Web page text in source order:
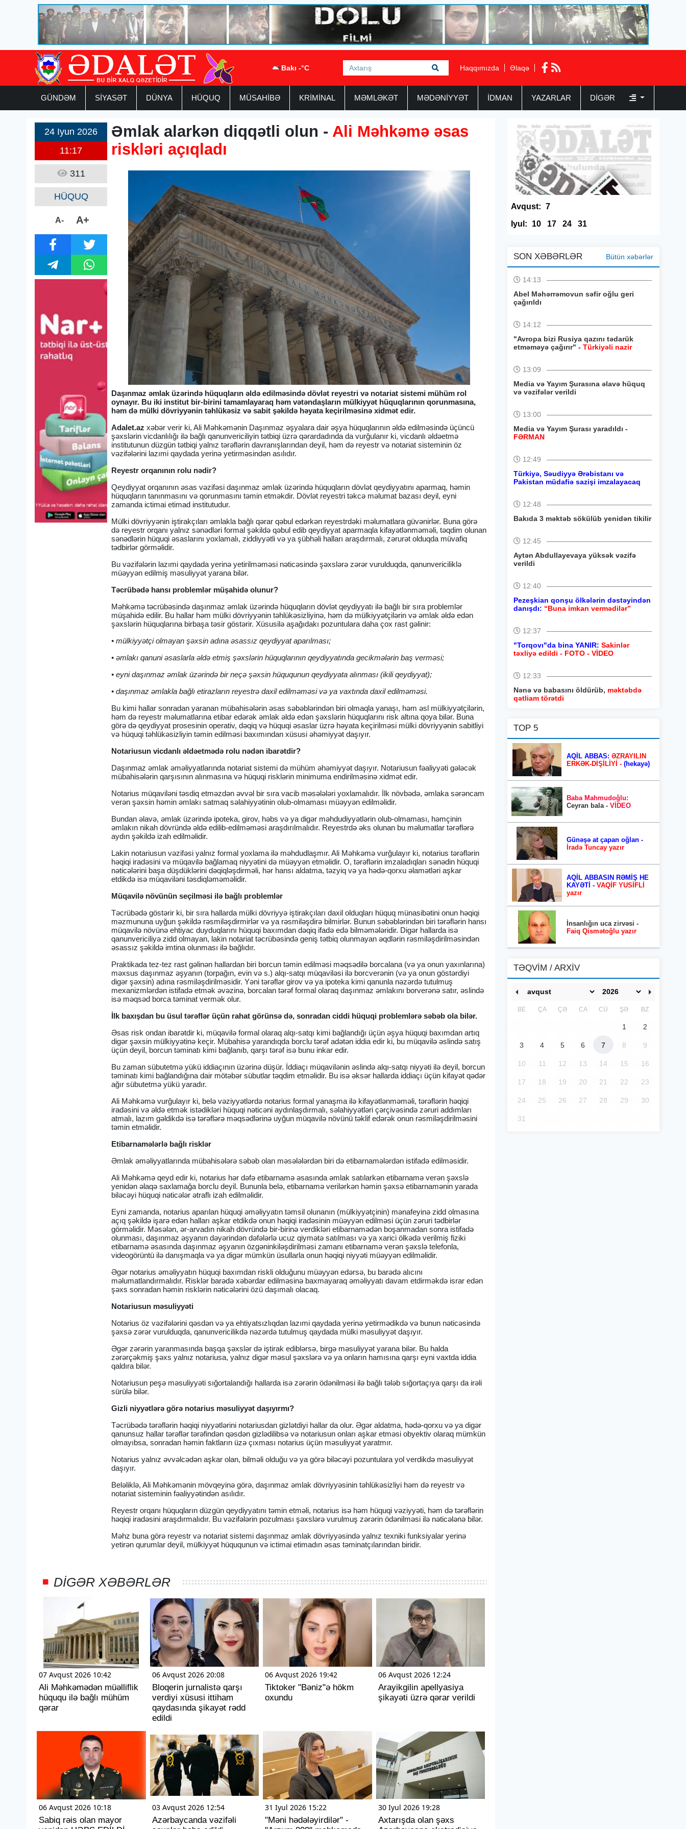
Bakı -°C Haqqımızda Əlaqə
GÜNDƏM SİYASƏT DÜNYA HÜQUQ MÜSAHİBƏ KRİMİNAL MƏMLƏKƏT MƏDƏNİYYƏT İDMAN YAZARLAR DIGƏR
24 Iyun 2026
11:17
311
HÜQUQ
A- A+
Əmlak alarkən diqqətli olun - Ali Məhkəmə əsas
riskləri açıqladı
Daşınmaz əmlak üzərində hüquqların əldə edilməsində dövlət reyestri və notariat sistemi mühüm rol
oynayır. Bu iki institut bir-birini tamamlayaraq həm vətəndaşların mülkiyyət hüquqlarının qorunmasına,
həm də mülki dövriyyənin təhlükəsiz və sabit şəkildə həyata keçirilməsinə xidmət edir.
Adalet.azxəbər verir ki, Ali Məhkəmənin Daşınmaz əşyalara dair əşya hüquqlarının əldə edilməsində üçüncü
şəxslərin vicdanlılığı ilə bağlı qanunvericiliyin tətbiqi üzrə qərardadında da vurğulanır ki, vicdanlı əldəetmə
institutunun düzgün tətbiqi yalnız tərəflərin davranışlarından deyil, həm də reyestr və notariat sisteminin öz
vəzifələrini lazımi qaydada yerinə yetirməsindən asılıdır.
Reyestr orqanının rolu nədir?
Qeydiyyat orqanının əsas vəzifəsi daşınmaz əmlak üzərində hüquqların dövlət qeydiyyatını aparmaq, həmin
hüquqların tanınmasını və qorunmasını təmin etməkdir. Dövlət reyestri təkcə məlumat bazası deyil, eyni
zamanda ictimai etimad institutudur.
Mülki dövriyyənin iştirakçıları əmlakla bağlı qərar qəbul edərkən reyestrdəki məlumatlara güvənirlər. Buna görə
də reyestr orqanı yalnız sənədləri formal şəkildə qəbul edib qeydiyyat aparmaqla kifayətlənməməli, təqdim olunan
sənədlərin hüquqi əsaslarını yoxlamalı, ziddiyyətli və ya şübhəli halları araşdırmalı, zərurət olduqda müvafiq
tədbirlər görməlidir.
Bu vəzifələrin lazımi qaydada yerinə yetirilməməsi nəticəsində şəxslərə zərər vurulduqda, qanunvericiliklə
müəyyən edilmiş məsuliyyət yarana bilər.
Təcrübədə hansı problemlər müşahidə olunur?
Məhkəmə təcrübəsində daşınmaz əmlak üzərində hüquqların dövlət qeydiyyatı ilə bağlı bir sıra problemlər
müşahidə edilir. Bu hallar həm mülki dövriyyənin təhlükəsizliyinə, həm də mülkiyyətçilərin və əmlak əldə edən
şəxslərin hüquqlarına birbaşa təsir göstərir. Xüsusilə aşağıdakı pozuntulara daha çox rast gəlinir:
• mülkiyyətçi olmayan şəxsin adına əsassız qeydiyyat aparılması;
• əmlakı qanuni əsaslarla əldə etmiş şəxslərin hüquqlarının qeydiyyatında gecikmələrin baş verməsi;
• eyni daşınmaz əmlak üzərində bir neçə şəxsin hüququnun qeydiyyata alınması (ikili qeydiyyat);
• daşınmaz əmlakla bağlı etirazların reyestrə daxil edilməməsi və ya vaxtında daxil edilməməsi.
Bu kimi hallar sonradan yaranan mübahisələrin əsas səbəblərindən biri olmaqla yanaşı, həm əsl mülkiyyətçilərin,
həm də reyestr məlumatlarına etibar edərək əmlak əldə edən şəxslərin hüquqlarını risk altına qoya bilər. Buna
görə də qeydiyyat prosesinin operativ, dəqiq və hüquqi əsaslar üzrə həyata keçirilməsi mülki dövriyyənin sabitliyi
və hüquqi təhlükəsizliyin təmin edilməsi baxımından xüsusi əhəmiyyət daşıyır.
Notariusun vicdanlı əldəetmədə rolu nədən ibarətdir?
Daşınmaz əmlak əməliyyatlarında notariat sistemi də mühüm əhəmiyyət daşıyır. Notariusun fəaliyyəti gələcək
mübahisələrin qarşısının alınmasına və hüquqi risklərin minimuma endirilməsinə xidmət edir.
Notarius müqaviləni təsdiq etməzdən əvvəl bir sıra vacib məsələləri yoxlamalıdır. İlk növbədə, əmlaka sərəncam
verən şəxsin həmin əmlakı satmaq səlahiyyətinin olub-olmaması müəyyən edilməlidir.
Bundan əlavə, əmlak üzərində ipoteka, girov, həbs və ya digər məhdudiyyətlərin olub-olmaması, həmçinin
əmlakın nikah dövründə əldə edilib-edilməməsi araşdırılmalıdır. Reyestrdə əks olunan bu məlumatlar tərəflərə
aydın şəkildə izah edilməlidir.
Lakin notariusun vəzifəsi yalnız formal yoxlama ilə məhdudlaşmır. Ali Məhkəmə vurğulayır ki, notarius tərəflərin
həqiqi iradəsini və müqavilə bağlamaq niyyətini də müəyyən etməlidir. O, tərəflərin imzaladıqları sənədin hüquqi
nəticələrini başa düşdüklərini dəqiqləşdirməli, hər hansı aldatma, təzyiq və ya hədə-qorxu əlamətləri aşkar
etdikdə isə müqaviləni təsdiqləməməlidir.
Müqavilə növünün seçilməsi ilə bağlı problemlər
Təcrübədə göstərir ki, bir sıra hallarda mülki dövriyyə iştirakçıları daxil olduqları hüquq münasibətini onun həqiqi
məzmununa uyğun şəkildə rəsmiləşdirmirlər və ya rəsmiləşdirə bilmirlər. Bunun səbəblərindən biri tərəflərin hansı
müqavilə növünə ehtiyac duyduqlarını hüquqi baxımdan dəqiq ifadə edə bilməmələridir. Digər hallarda isə
qanunvericiliyə zidd olmayan, lakin notariat təcrübəsində geniş tətbiq olunmayan əqdlərin rəsmiləşdirilməsindən
əsassız şəkildə imtina olunması ilə bağlıdır.
Praktikada tez-tez rast gəlinən hallardan biri borcun təmin edilməsi məqsədilə borcalana (və ya onun yaxınlarına)
məxsus daşınmaz əşyanın (torpağın, evin və s.) alqı-satqı müqaviləsi ilə borcverənin (və ya onun göstərdiyi
digər şəxsin) adına rəsmiləşdirilməsidir. Yəni tərəflər girov və ya ipoteka kimi qanunla nəzərdə tutulmuş
mexanizmlərdən istifadə etmək əvəzinə, borcalan tərəf formal olaraq daşınmaz əmlakını borverənə satır, əslində
isə məqsəd borca təminat vermək olur.
İlk baxışdan bu üsul tərəflər üçün rahat görünsə də, sonradan ciddi hüquqi problemlərə səbəb ola bilər.
Əsas risk ondan ibarətdir ki, müqavilə formal olaraq alqı-satqı kimi bağlandığı üçün əşya hüquqi baxımdan artıq
digər şəxsin mülkiyyətinə keçir. Mübahisə yarandıqda borclu tərəf adətən iddia edir ki, bu müqavilə əslində satış
üçün deyil, borcun təminatı kimi bağlanıb, qarşı tərəf isə bunu inkar edir.
Bu zaman sübutetmə yükü iddiaçının üzərinə düşür. İddiaçı müqavilənin əslində alqı-satqı niyyəti ilə deyil, borcun
təminatı kimi bağlandığına dair mötəbər sübutlar təqdim etməlidir. Bu isə əksər hallarda iddiaçı üçün kifayət qədər
ağır sübutetmə yükü yaradır.
Ali Məhkəmə vurğulayır ki, belə vəziyyətlərdə notarius formal yanaşma ilə kifayətlənməməli, tərəflərin həqiqi
iradəsini və əldə etmək istədikləri hüquqi nəticəni aydınlaşdırmalı, səlahiyyətləri çərçivəsində zəruri addımları
atmalı, lazım gəldikdə isə tərəflərə məqsədlərinə uyğun müqavilə növünü təklif edərək onun rəsmiləşdirilməsini
təmin etməlidir.
Etibarnamələrlə bağlı risklər
Əmlak əməliyyatlarında mübahisələrə səbəb olan məsələlərdən biri də etibarnamələrdən istifadə edilməsidir.
Ali Məhkəmə qeyd edir ki, notarius hər dəfə etibarnamə əsasında əmlak satılarkən etibarnamə verən şəxslə
yenidən əlaqə saxlamağa borclu deyil. Bununla belə, etibarnamə verilərkən həmin şəxsə etibarnamənin yarada
biləcəyi hüquqi nəticələr ətraflı izah edilməlidir.
Eyni zamanda, notarius aparılan hüquqi əməliyyatın təmsil olunanın (mülkiyyətçinin) mənafeyinə zidd olmasına
açıq şəkildə işarə edən halları aşkar etdikdə onun həqiqi iradəsinin müəyyən edilməsi üçün zəruri tədbirlər
görməlidir. Məsələn, ər-arvadın nikah dövründə bir-birinə verdikləri etibarnamədən boşanmadan sonra istifadə
olunması, daşınmaz əşyanın dəyərindən dəfələrlə ucuz qiymətə satılması və ya xarici ölkədə verilmiş fiziki
etibarnamə əsasında daşınmaz əşyanın özgəninkiləşdirilməsi zamanı etibarnamə verən şəxslə telefonla,
videogörüntü ilə danışmaqla və ya digər mümkün üsullarla onun həqiqi niyyəti müəyyən edilməlidir.
Əgər notarius əməliyyatın hüquqi baxımdan riskli olduğunu müəyyən edərsə, bu barədə alıcını
məlumatlandırmalıdır. Risklər barədə xəbərdar edilməsinə baxmayaraq əməliyyatı davam etdirməkdə israr edən
şəxs sonradan həmin risklərin nəticələrini özü daşımalı olacaq.
Notariusun məsuliyyəti
Notarius öz vəzifələrini qəsdən və ya ehtiyatsızlıqdan lazımi qaydada yerinə yetirmədikdə və bunun nəticəsində
şəxsə zərər vurulduqda, qanunvericilikdə nəzərdə tutulmuş qaydada mülki məsuliyyət daşıyır.
Əgər zərərin yaranmasında başqa şəxslər də iştirak ediblərsə, birgə məsuliyyət yarana bilər. Bu halda
zərərçəkmiş şəxs yalnız notariusa, yalnız digər məsul şəxslərə və ya onların hamısına qarşı eyni vaxtda iddia
qaldıra bilər.
Notariusun peşə məsuliyyəti sığortalandığı hallarda isə zərərin ödənilməsi ilə bağlı tələb sığortaçıya qarşı da irəli
sürülə bilər.
Gizli niyyətlərə görə notarius məsuliyyət daşıyırmı?
Təcrübədə tərəflərin həqiqi niyyətlərini notariusdan gizlətdiyi hallar da olur. Əgər aldatma, hədə-qorxu və ya digər
qanunsuz hallar tərəflər tərəfindən qəsdən gizlədilibsə və notariusun onları aşkar etməsi obyektiv olaraq mümkün
olmayıbsa, sonradan həmin faktların üzə çıxması notarius üçün məsuliyyət yaratmır.
Notarius yalnız əvvəlcədən aşkar olan, bilməli olduğu və ya görə biləcəyi pozuntulara yol verdikdə məsuliyyət
daşıyır.
Beləliklə, Ali Məhkəmənin mövqeyinə görə, daşınmaz əmlak dövriyyəsinin təhlükəsizliyi həm də reyestr və
notariat sisteminin fəaliyyətindən asılıdır.
Reyestr orqanı hüquqların düzgün qeydiyyatını təmin etməli, notarius isə həm hüquqi vəziyyəti, həm də tərəflərin
həqiqi iradəsini araşdırmalıdır. Bu vəzifələrin pozulması şəxslərə vurulmuş zərərin ödənilməsi ilə nəticələnə bilər.
Məhz buna görə reyestr və notariat sistemi daşınmaz əmlak dövriyyəsində yalnız texniki funksiyalar yerinə
yetirən qurumlar deyil, mülkiyyət hüququnun və ictimai etimadın əsas təminatçılarından biridir.
DIGƏR XƏBƏRLƏR
07 Avqust 2026 10:42
Ali Məhkəmədən müəlliflik
hüququ ilə bağlı mühüm
qərar
06 Avqust 2026 20:08
Bloqerin jurnalistə qarşı
verdiyi xüsusi ittiham
qaydasında şikayət rədd
edildi
06 Avqust 2026 19:42
Tiktoker "Bəniz"ə hökm
oxundu
06 Avqust 2026 12:24
Arayikgilin apellyasiya
şikayəti üzrə qərar verildi
06 Avqust 2026 10:18
Sabiq rəis olan mayor
03 Avqust 2026 12:54
Azərbaycanda vəzifəli
31 Iyul 2026 15:22
"Məni hədələyirdilər" -
30 Iyul 2026 19:28
Axtarışda olan şəxs
Avqust: 7
Iyul:
10 17 24 31
SON XƏBƏRLƏR Bütün xəbərlər
14:13
Abel Məhərrəmovun səfir oğlu geri
çağırıldı
14:12
"Avropa bizi Rusiya qazını tədarük
etməməyə çağırır" - Türkiyəli nazir
13:09
Media və Yayım Şurasına əlavə hüquq
və vəzifələr verildi
13:00
Media və Yayım Şurası yaradıldı -
FƏRMAN
12:49
Türkiyə, Səudiyyə Ərəbistanı və
Pakistan müdafiə sazişi imzalayacaq
12:48
Bakıda 3 məktəb sökülüb yenidən tikilir
12:45
Aytən Abdullayevaya yüksək vəzifə
verildi
12:40
Pezeşkian qonşu ölkələrin dəstəyindən
danışdı: “Buna imkan vermədilər”
12:37
"Torqovı"da bina YANIR: Sakinlər
təxliyə edildi - FOTO - VİDEO
12:33
Nənə və babasını öldürüb, məktəbdə
qətliam törətdi
TOP 5
AQİL ABBAS: ƏZRAYILIN
ERKƏK-DİŞİLİYİ - (hekayə)
Baba Mahmudoğlu:
Ceyran bala - VİDEO
Günəşə at çapan oğlan -
İradə Tuncay yazır
AQİL ABBASIN RƏMİŞ HE
KAYƏTİ - VAQİF YUSİFLİ
yazır
İnsanlığın uca zirvəsi -
Faiq Qismətoğlu yazır
TƏQVİM / ARXİV
BE ÇA ÇƏ CA CÜ ŞƏ BZ
1 2
3 4 5 6 7 8 9
10 11 12 13 14 15 16
17 18 19 20 21 22 23
24 25 26 27 28 29 30
31